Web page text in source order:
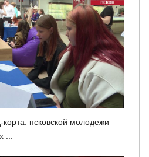
псковской молодежи
...